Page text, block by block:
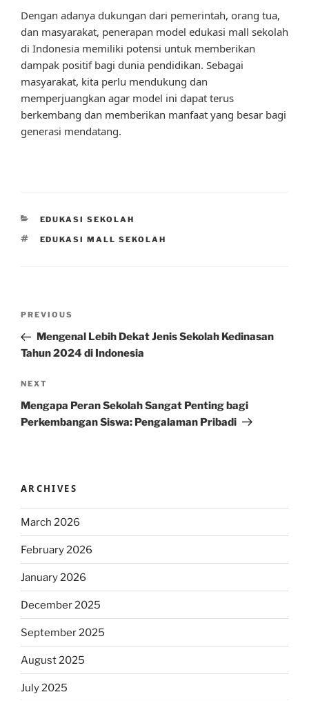
Dengan adanya dukungan dari pemerintah, orang tua,
dan masyarakat, penerapan model edukasi mall sekolah
di Indonesia memiliki potensi untuk memberikan
dampak positif bagi dunia pendidikan. Sebagai
masyarakat, kita perlu mendukung dan
memperjuangkan agar model ini dapat terus
berkembang dan memberikan manfaat yang besar bagi
generasi mendatang.
CATEGORIES
EDUKASI SEKOLAH
TAGS
EDUKASI MALL SEKOLAH
Previous
Post
PREVIOUS
Mengenal Lebih Dekat Jenis Sekolah Kedinasan
Tahun 2024 di Indonesia
Next
Post
NEXT
Mengapa Peran Sekolah Sangat Penting bagi
Perkembangan Siswa: Pengalaman Pribadi
ARCHIVES
March 2026
February 2026
January 2026
December 2025
September 2025
August 2025
July 2025